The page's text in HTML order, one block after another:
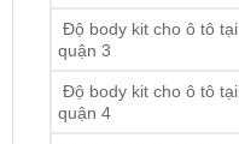
Độ body kit cho ô tô tại
quận 4
Độ body kit cho ô tô tại
quận 5